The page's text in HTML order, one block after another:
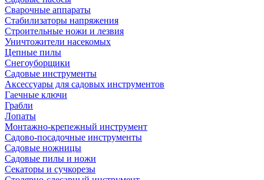
Сварочные аппараты
Стабилизаторы напряжения
Строительные ножи и лезвия
Уничтожители насекомых
Цепные пилы
Снегоуборщики
Садовые инструменты
Аксессуары для садовых инструментов
Гаечные ключи
Грабли
Лопаты
Монтажно-крепежный инструмент
Садово-посадочные инструменты
Садовые ножницы
Садовые пилы и ножи
Секаторы и сучкорезы